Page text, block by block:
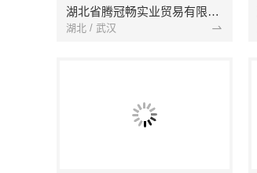
湖北省腾冠畅实业贸易有限公司
湖北 / 武汉